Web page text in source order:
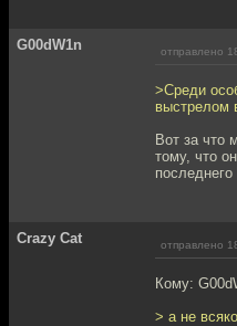
G00dW1n отправлено
>Среди
выстрелом
Вот за что
тому, что
Crazy Cat отправлено
Кому:
> а не